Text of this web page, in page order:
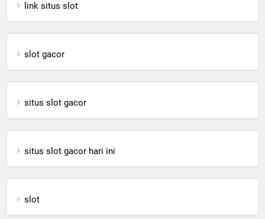
link situs slot
slot gacor
situs slot gacor
situs slot gacor hari ini
slot